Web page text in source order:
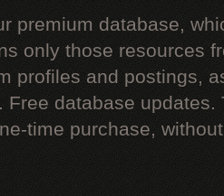
premium database,
only those resources
profiles and postings,
Free database updates.
time purchase,